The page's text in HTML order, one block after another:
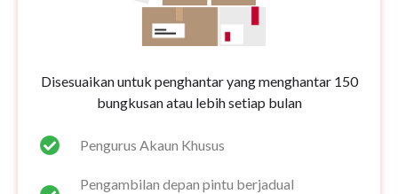
Disesuaikan untuk penghantar yang menghantar 150
bungkusan atau lebih setiap bulan
Pengurus Akaun Khusus
Pengambilan depan pintu berjadual